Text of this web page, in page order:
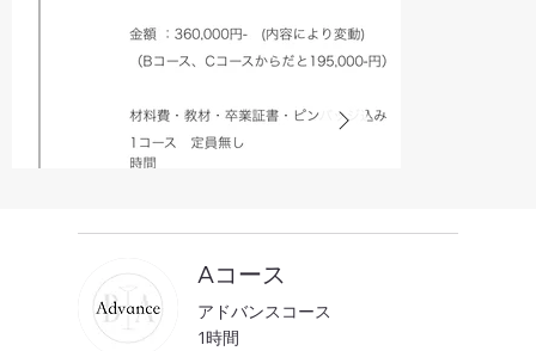
Aコース
アドバンスコース
1時間